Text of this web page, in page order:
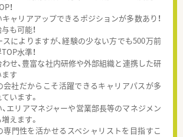
！
ャリアアップできるポジションが多数あり！
も可能！
によりますが、経験の少ない方でも500万前
水準！
せ、豊富な社内研修や外部組織と連携した研
す
社だからこそ活躍できるキャリアパスが多
います。
エリアマネジャーや営業部長等のマネジメン
えます。
門性を活かせるスペシャリストを目指すこ